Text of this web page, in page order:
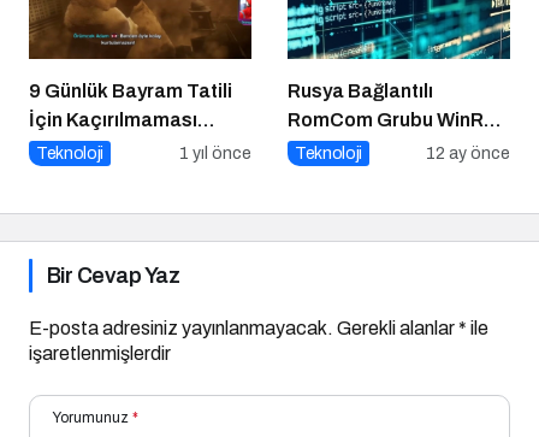
9 Günlük Bayram Tatili
İçin Kaçırılmaması
Gereken 8 Oyun
Teknoloji 1 yıl önce
Rusya Bağlantılı
RomCom Grubu WinRAR
Açığını Hedef Aldı
Teknoloji 12 ay önce
Bir Cevap Yaz
E-posta adresiniz yayınlanmayacak. Gerekli alanlar* ile
işaretlenmişlerdir
Yorumunuz *